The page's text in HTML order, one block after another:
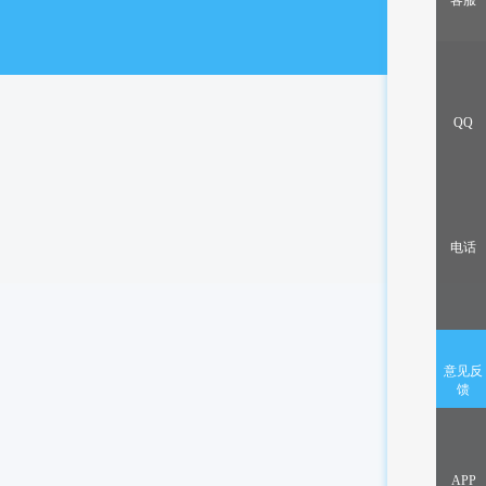
QQ
电话
意见反
馈
APP